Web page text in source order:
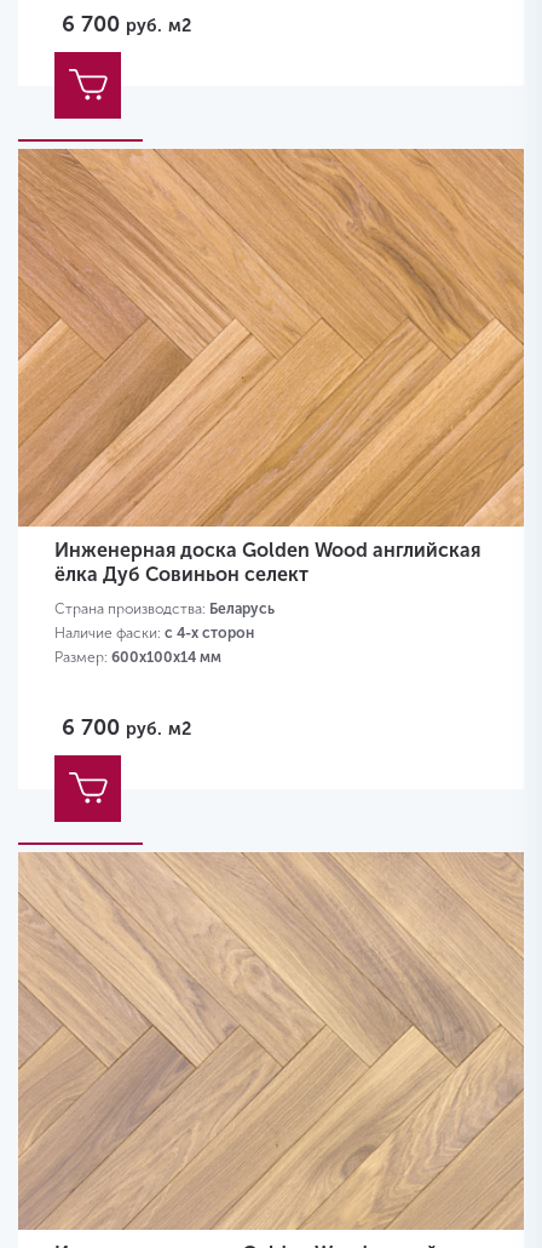
6 700 руб. м2
Инженерная доска Golden Wood английская
ёлка Дуб Совиньон селект
Страна производства: Беларусь
Наличие фаски: с 4-х сторон
Размер: 600х100х14 мм
6 700 руб. м2